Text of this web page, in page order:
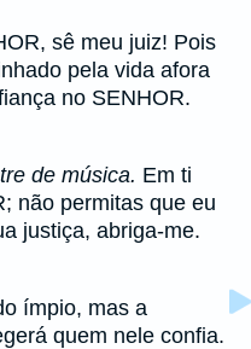
sê meu juiz! Pois
pela vida afora
no SENHOR.
de música. Em ti
não permitas que eu
justiça, abriga-me.
ímpio, mas a
quem nele confia.